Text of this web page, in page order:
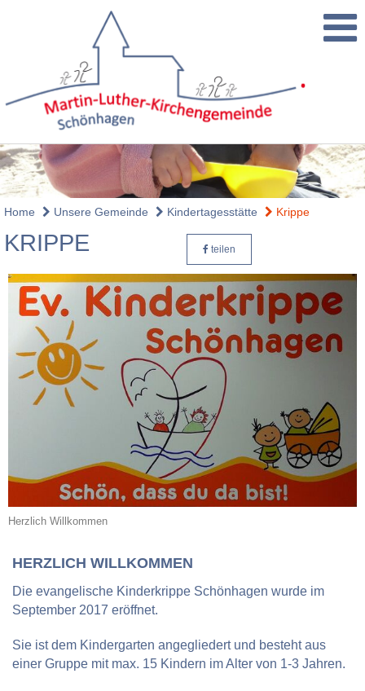
Home Unsere Gemeinde Kindertagesstätte Krippe
KRIPPE teilen
Herzlich Willkommen
HERZLICH WILLKOMMEN
Die evangelische Kinderkrippe Schönhagen wurde im
September 2017 eröffnet.
Sie ist dem Kindergarten angegliedert und besteht aus
einer Gruppe mit max. 15 Kindern im Alter von 1-3 Jahren.